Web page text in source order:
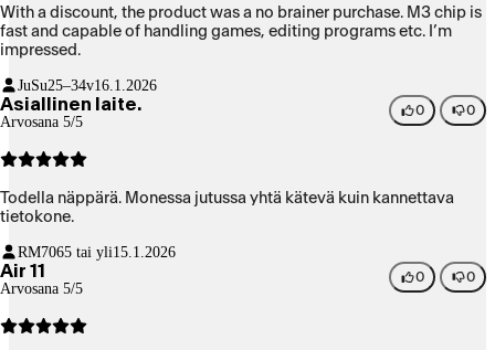
With a discount, the product was a no brainer purchase. M3 chip is
fast and capable of handling games, editing programs etc. I’m
impressed.
JuSu25–34v16.1.2026
Asiallinen laite.
Arvosana 5/5
0 0
Todella näppärä. Monessa jutussa yhtä kätevä kuin kannettava
tietokone.
RM7065 tai yli15.1.2026
Air 11
Arvosana 5/5
0 0